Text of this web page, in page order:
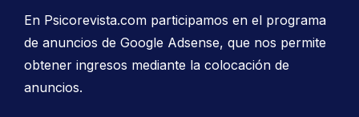
En Psicorevista.com participamos en el programa
de anuncios de Google Adsense, que nos permite
obtener ingresos mediante la colocación de
anuncios.